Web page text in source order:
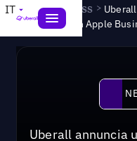
IT News & Press >
potenziata con Apple
Uberall annuncia